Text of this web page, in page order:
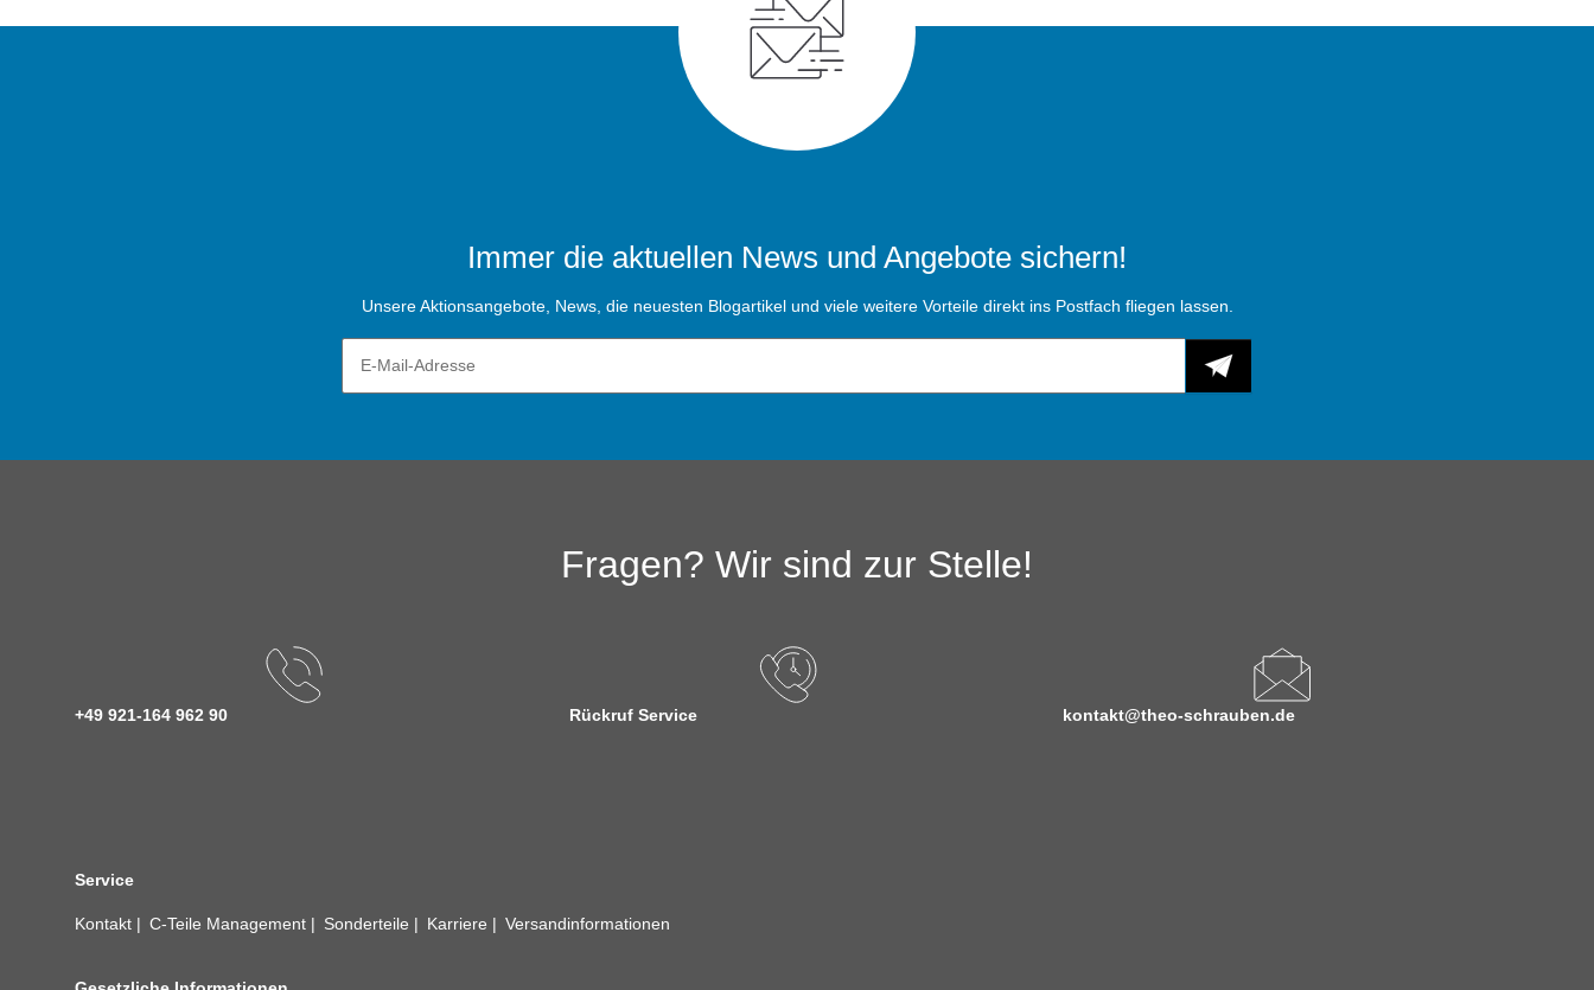
Immer die aktuellen News und Angebote sichern!
Unsere Aktionsangebote, News, die neuesten Blogartikel und viele weitere Vorteile direkt ins Postfach fliegen lassen.
Fragen? Wir sind zur Stelle!
+49 921-164 962 90 Rückruf Service kontakt@theo-schrauben.de
Service
Kontakt C-Teile Management Sonderteile Karriere Versandinformationen